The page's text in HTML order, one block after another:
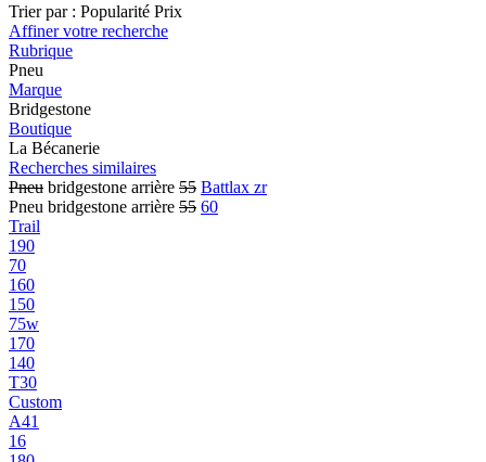
Trier par : Popularité Prix
Affiner votre recherche
Rubrique
Pneu
Marque
Bridgestone
Boutique
La Bécanerie
Recherches similaires
Pneu bridgestone arrière 55 Battlax zr
Pneu bridgestone arrière 55 60
Trail
190
70
160
150
75w
170
140
T30
Custom
A41
16